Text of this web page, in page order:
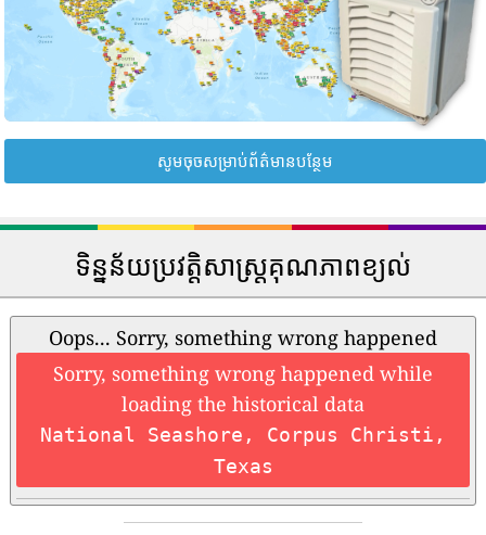
សូមចុចសម្រាប់ព័ត៌មានបន្ថែម
ទិន្នន័យប្រវត្តិសាស្រ្តគុណភាពខ្យល់
Oops... Sorry, something wrong happened
Sorry, something wrong happened while
loading the historical data
National Seashore, Corpus Christi,
Texas